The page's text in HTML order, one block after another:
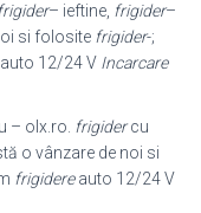
frigider– ieftine, frigider–
si folosite frigider-;
12/24 V Incarcare
– olx.ro. frigidercu
o vânzare de noi si
frigidereauto 12/24 V